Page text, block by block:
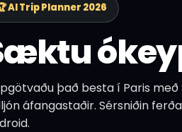
AI Trip Planner 2026
það besta í Paris
áfangastaðir. Sérsniðin